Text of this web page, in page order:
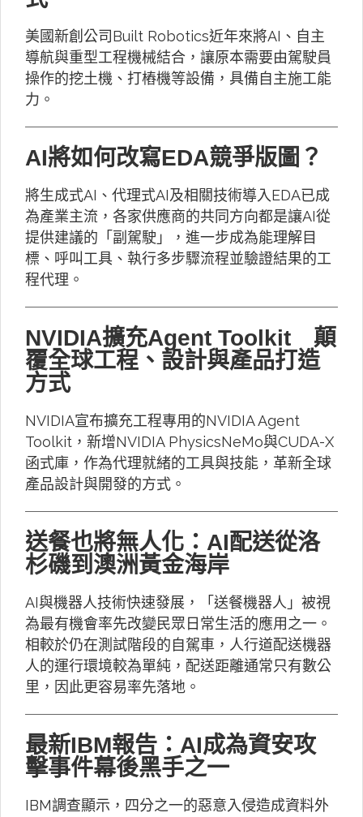
美國新創公司Built Robotics近年來將AI、自主
導航與重型工程機械結合，讓原本需要由駕駛員
操作的挖土機、打樁機等設備，具備自主施工能
力。
AI將如何改寫EDA競爭版圖？
將生成式AI、代理式AI及相關技術導入EDA已成
為產業主流，各家供應商的共同方向都是讓AI從
提供建議的「副駕駛」，進一步成為能理解目
標、呼叫工具、執行多步驟流程並驗證結果的工
程代理。
NVIDIA擴充Agent Toolkit 顛
覆全球工程、設計與產品打造
方式
NVIDIA宣布擴充工程專用的NVIDIA Agent
Toolkit，新增NVIDIA PhysicsNeMo與CUDA-X
函式庫，作為代理就緒的工具與技能，革新全球
產品設計與開發的方式。
送餐也將無人化：AI配送從洛
杉磯到澳洲黃金海岸
AI與機器人技術快速發展，「送餐機器人」被視
為最有機會率先改變民眾日常生活的應用之一。
相較於仍在測試階段的自駕車，人行道配送機器
人的運行環境較為單純，配送距離通常只有數公
里，因此更容易率先落地。
最新IBM報告：AI成為資安攻
擊事件幕後黑手之一
IBM調查顯示，四分之一的惡意入侵造成資料外